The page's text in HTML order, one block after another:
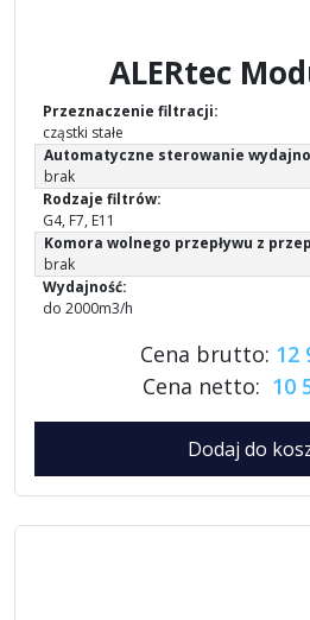
ALERtec
Przeznaczenie filtracji:
cząstki stałe
Automatyczne sterowanie
brak
Rodzaje filtrów:
G4, F7, E11
Komora wolnego przepływu z
brak
Wydajność:
do 2000m3/h
Cena brutto: 12
Cena netto: 10
Dodaj do